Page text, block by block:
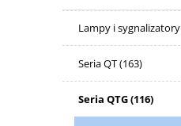
Lampy i sygnalizatory
Seria QT(163)
Seria QTG(116)